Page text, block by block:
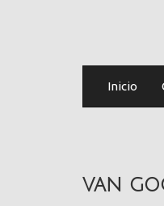
Inicio
van